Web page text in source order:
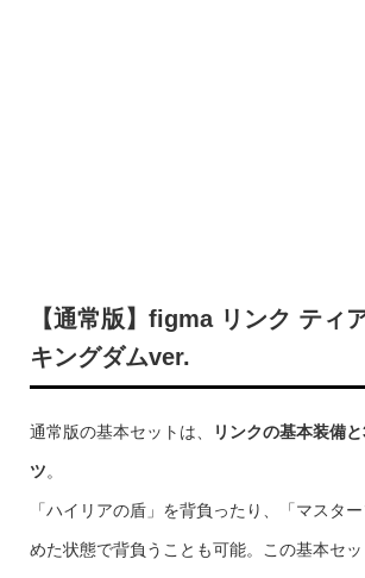
【通常版】figma リンク ティ
キングダムver.
通常版の基本セットは、 リンクの基本装備
ツ。
「ハイリアの盾」を背負ったり、「マスタ
めた状態で背負うことも可能。この基本セ